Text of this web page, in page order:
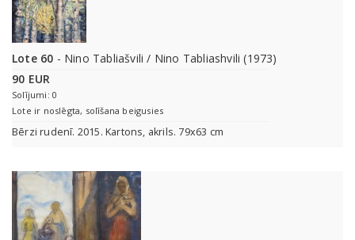
Lote 60 - Nino Tabliašvili / Nino Tabliashvili (1973)
90 EUR
Solījumi: 0
Lote ir noslēgta, solīšana beigusies
Bērzi rudenī. 2015. Kartons, akrils. 79x63 cm